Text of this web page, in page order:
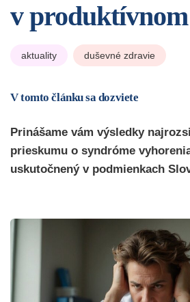
v
aktuality duševné zdravie
V tomto článku sa dozviete
Prinášame vám výsledky
prieskumu o syndróme
uskutočnený v podmienkach